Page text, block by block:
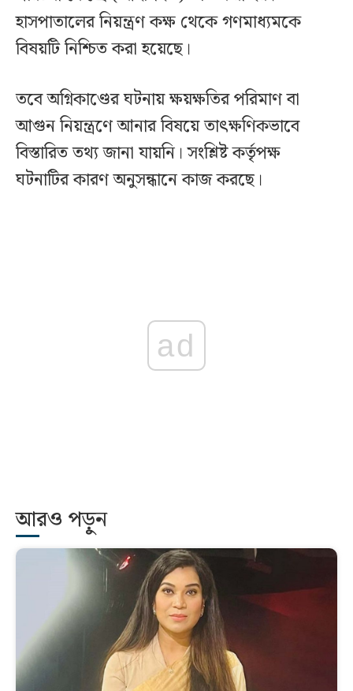
হাসপাতালের নিয়ন্ত্রণ কক্ষ থেকে গণমাধ্যমকে
বিষয়টি নিশ্চিত করা হয়েছে।
তবে অগ্নিকাণ্ডের ঘটনায় ক্ষয়ক্ষতির পরিমাণ বা
আগুন নিয়ন্ত্রণে আনার বিষয়ে তাৎক্ষণিকভাবে
বিস্তারিত তথ্য জানা যায়নি। সংশ্লিষ্ট কর্তৃপক্ষ
ঘটনাটির কারণ অনুসন্ধানে কাজ করছে।
ad
আরও পড়ুন